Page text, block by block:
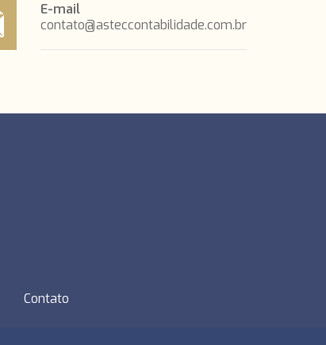
E-mail
contato@asteccontabilidade.com.br
Contato